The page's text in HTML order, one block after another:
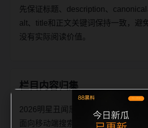
先保证标题、description、canonical
alt、title和正文关键词保持一致，避
没有实际阅读价值。
栏目内容归集
2026明星丑闻黑料实时更新黑料合
面向移动端搜索和站内连续阅读场